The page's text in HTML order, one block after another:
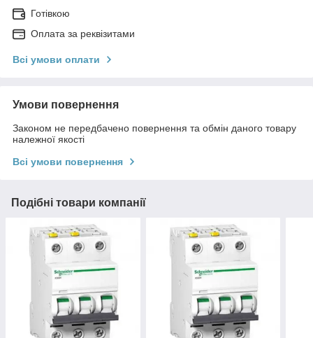
Готівкою
Оплата за реквізитами
Всі умови оплати
Умови повернення
Законом не передбачено повернення та обмін даного товару
належної якості
Всі умови повернення
Подібні товари компанії